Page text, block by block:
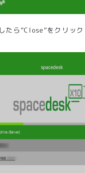
たら”Close”をクリック